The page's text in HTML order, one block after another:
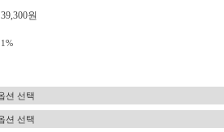
39,300원
1%